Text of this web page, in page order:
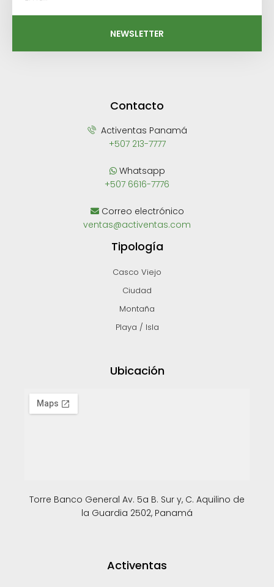
NEWSLETTER
Contacto
Activentas Panamá
+507 213-7777
Whatsapp
+507 6616-7776
Correo electrónico
ventas@activentas.com
Tipología
Casco Viejo
Ciudad
Montaña
Playa / Isla
Ubicación
Torre Banco General Av. 5a B. Sur y, C. Aquilino de
la Guardia 2502, Panamá
Activentas